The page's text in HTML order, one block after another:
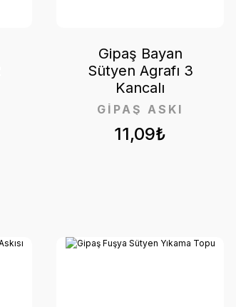
11,09₺
GİPAŞ ASKI
Gipaş Bayan
Sütyen Agrafı 3
Kancalı